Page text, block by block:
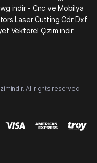
indir - Cnc ve Mobilya
Laser Cutting Cdr Dxf
Vektörel Çizim indir
All rights reserved.